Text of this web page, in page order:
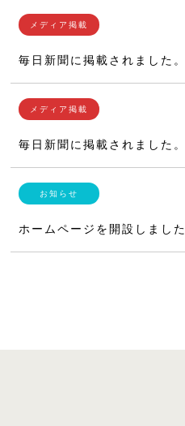
毎日新聞に掲載されました。
毎日新聞に掲載されました。
ホームページを開設しました